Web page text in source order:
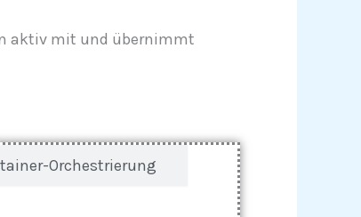
aktiv mit und übernimmt
Orchestrierung